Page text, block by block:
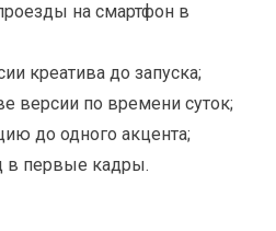
на смартфон в
креатива до запуска;
версии по времени суток;
до одного акцента;
в первые кадры.